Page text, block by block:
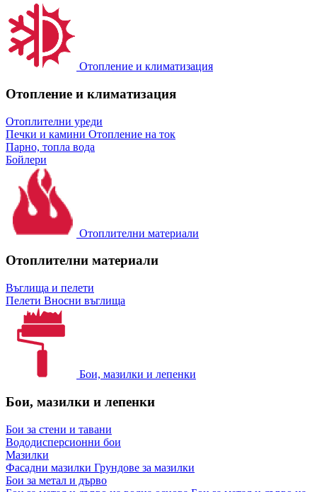
Отопление и климатизация
Отопление и климатизация
Отоплителни уреди
Печки и камини Отопление на ток
Парно, топла вода
Бойлери
Отоплителни материали
Отоплителни материали
Въглища и пелети
Пелети Вносни въглища
Бои, мазилки и лепенки
Бои, мазилки и лепенки
Бои за стени и тавани
Вододисперсионни бои
Мазилки
Фасадни мазилки Грундове за мазилки
Бои за метал и дърво